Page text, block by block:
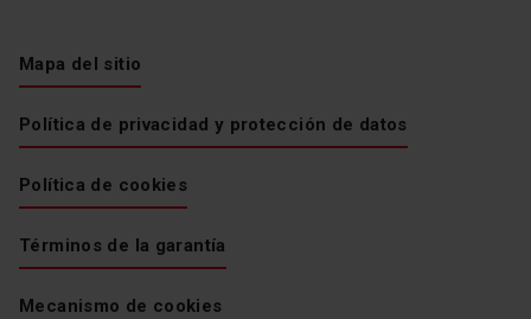
Mapa del sitio
Política de privacidad y protección de datos
Política de cookies
Términos de la garantía
Mecanismo de cookies